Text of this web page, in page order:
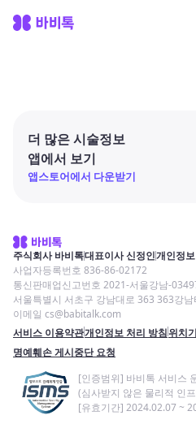
더 많은 시술정보
앱에서 보기
앱스토어에서 다운받기
주식회사 바비톡대표이사 신정인개인정
사업자등록번호 836-86-02172
통신판매업신고번호 2021-서울강남-
서울특별시 서초구 강남대로 363 363강
이메일 cs@babitalk.com
서비스 이용약관개인정보 처리 방침위치
명예훼손 게시중단 요청
[인증범위] 바비톡 서비스
(심사받지 않은 물리적 인
[유효기간] 2024.02.07 ~